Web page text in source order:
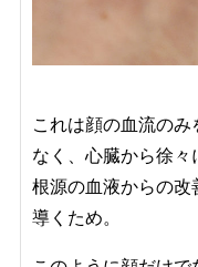
これは顔の血流の
なく、心臓から徐々
根源の血液からの改
導くため。